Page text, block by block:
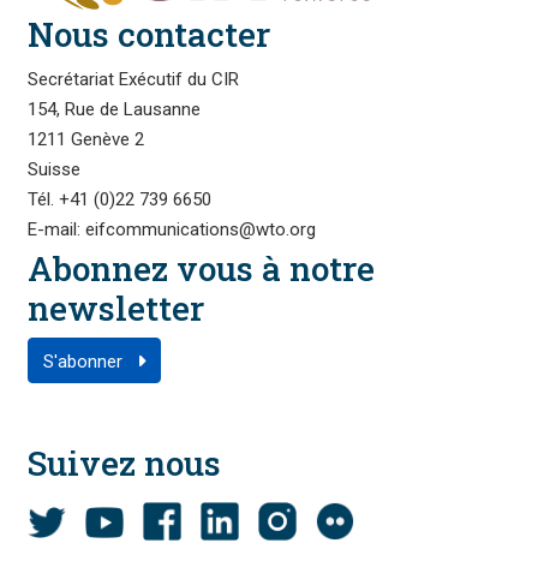
Nous contacter
Secrétariat Exécutif du CIR
154, Rue de Lausanne
1211 Genève 2
Suisse
Tél. +41 (0)22 739 6650
E-mail: eifcommunications@wto.org
Abonnez vous à notre
newsletter
S'abonner
Suivez nous